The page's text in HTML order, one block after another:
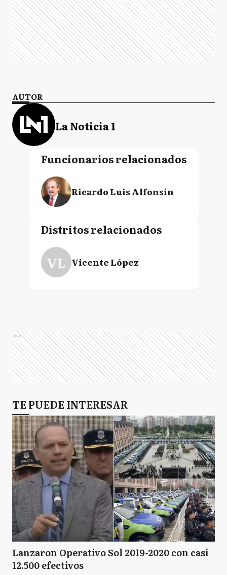
AUTOR
La Noticia 1
Funcionarios relacionados
Ricardo Luis Alfonsín
Distritos relacionados
VL Vicente López
Ads
TE PUEDE INTERESAR
Lanzaron Operativo Sol 2019-2020 con casi
12.500 efectivos